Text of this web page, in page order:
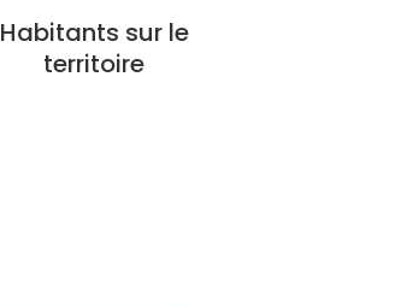
Habitants sur le
territoire